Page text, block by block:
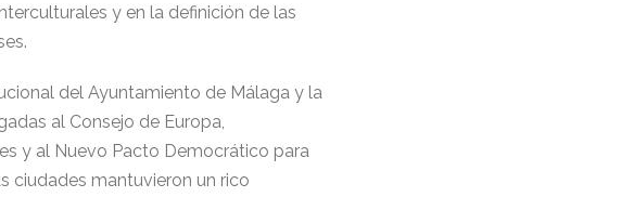
y en la definición de las
del Ayuntamiento de Málaga y la
al Consejo de Europa,
y al Nuevo Pacto Democrático para
ciudades mantuvieron un rico